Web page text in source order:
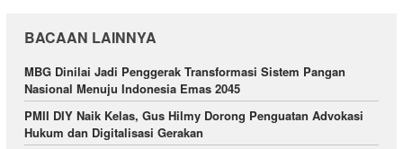
BACAAN LAINNYA
MBG Dinilai Jadi Penggerak Transformasi Sistem Pangan
Nasional Menuju Indonesia Emas 2045
PMII DIY Naik Kelas, Gus Hilmy Dorong Penguatan Advokasi
Hukum dan Digitalisasi Gerakan